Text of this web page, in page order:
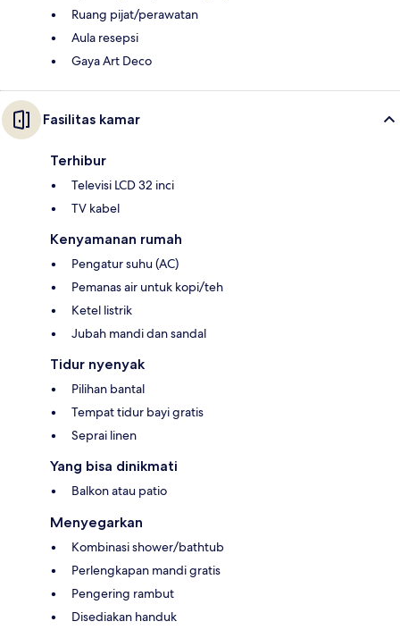
Ruang pijat/perawatan
Aula resepsi
Gaya Art Deco
Fasilitas kamar
Terhibur
Televisi LCD 32 inci
TV kabel
Kenyamanan rumah
Pengatur suhu (AC)
Pemanas air untuk kopi/teh
Ketel listrik
Jubah mandi dan sandal
Tidur nyenyak
Pilihan bantal
Tempat tidur bayi gratis
Seprai linen
Yang bisa dinikmati
Balkon atau patio
Menyegarkan
Kombinasi shower/bathtub
Perlengkapan mandi gratis
Pengering rambut
Disediakan handuk